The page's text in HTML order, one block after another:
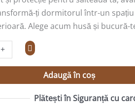
ți dormitorul într-un
Alege acum husă și
+
Adaugă în coș
Plătești în Siguranță cu